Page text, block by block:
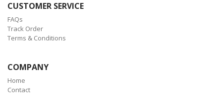
CUSTOMER SERVICE
FAQs
Track Order
Terms & Conditions
COMPANY
Home
Contact